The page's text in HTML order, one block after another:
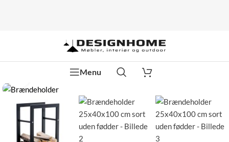
Menu
Klik for at forstørre